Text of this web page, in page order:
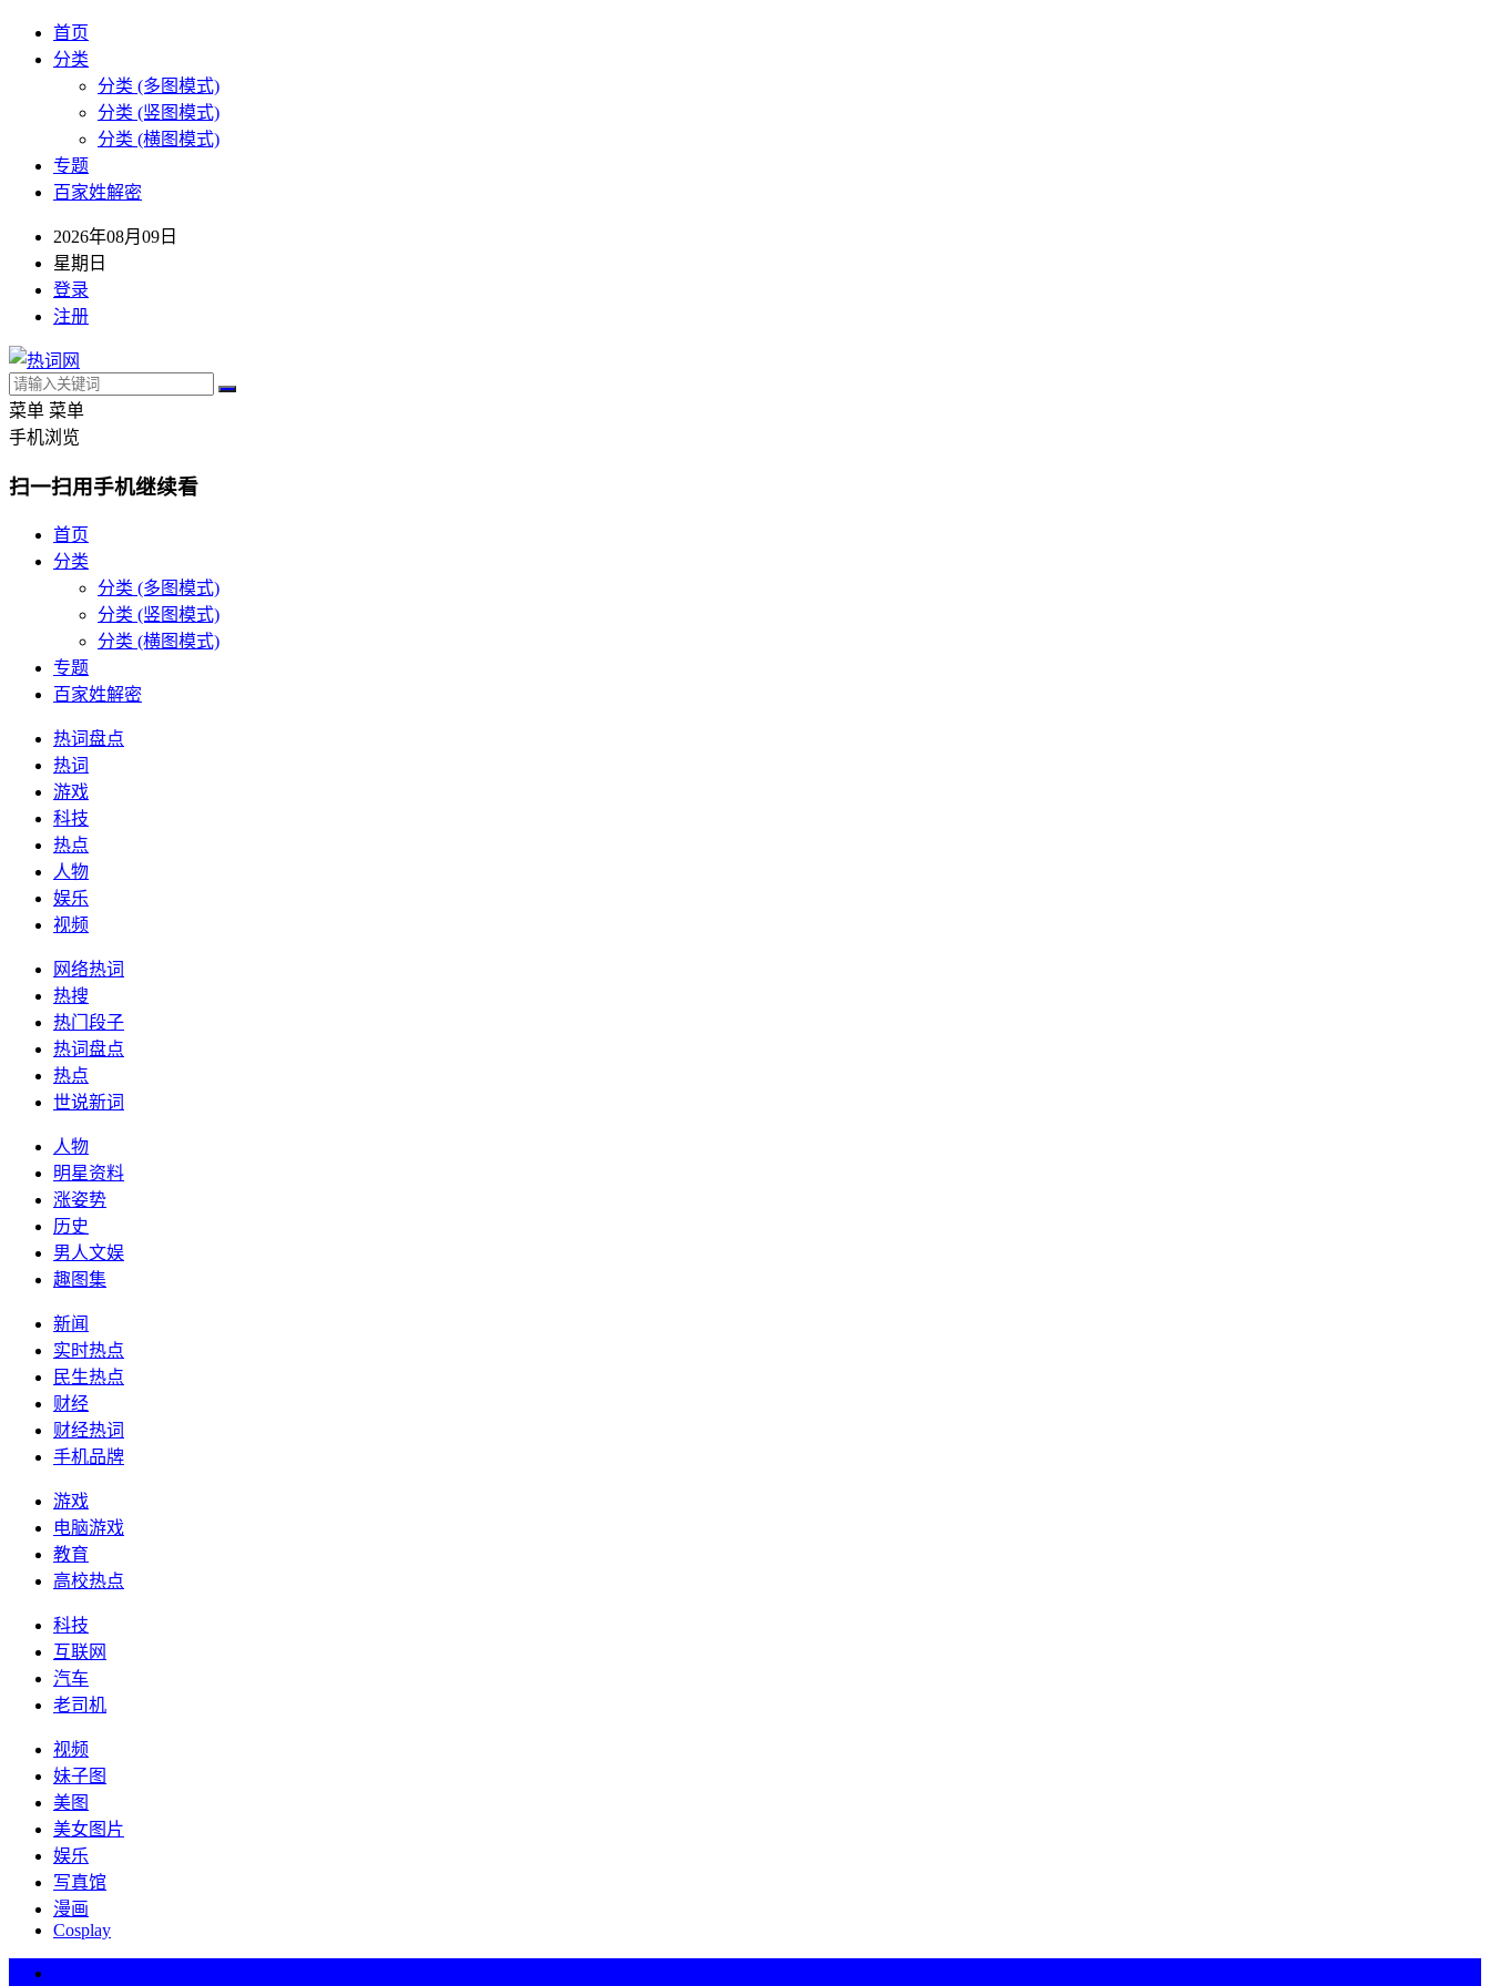
首页
分类
分类 (多图模式)
分类 (竖图模式)
分类 (横图模式)
专题
百家姓解密
2026年08月09日
星期日
登录
注册
菜单 菜单
手机浏览
扫一扫用手机继续看
首页
分类
分类 (多图模式)
分类 (竖图模式)
分类 (横图模式)
专题
百家姓解密
热词盘点
热词
游戏
科技
热点
人物
娱乐
视频
网络热词
热搜
热门段子
热词盘点
热点
世说新词
人物
明星资料
涨姿势
历史
男人文娱
趣图集
新闻
实时热点
民生热点
财经
财经热词
手机品牌
游戏
电脑游戏
教育
高校热点
科技
互联网
汽车
老司机
视频
妹子图
美图
美女图片
娱乐
写真馆
漫画
Cosplay